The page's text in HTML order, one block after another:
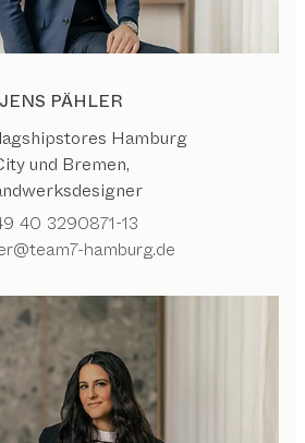
JENS PÄHLER
Hamburg
und Bremen,
40 3290871-13
hamburg.de